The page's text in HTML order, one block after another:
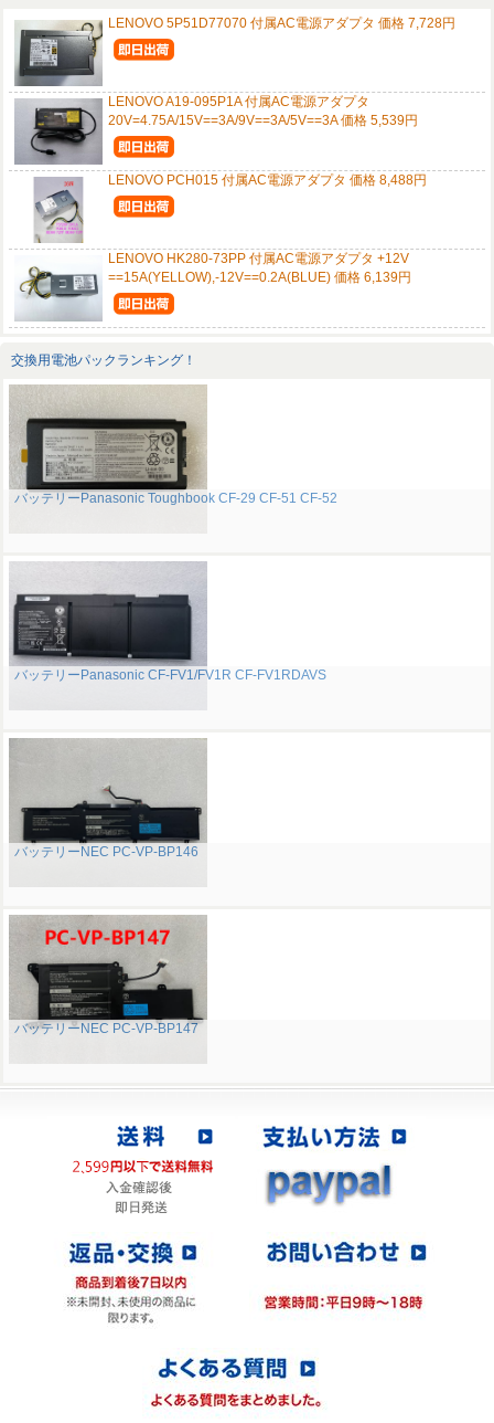
LENOVO 5P51D77070 付属AC電源アダプタ 価格 7,728円
LENOVO A19-095P1A 付属AC電源アダプタ
20V=4.75A/15V==3A/9V==3A/5V==3A 価格 5,539円
LENOVO PCH015 付属AC電源アダプタ 価格 8,488円
LENOVO HK280-73PP 付属AC電源アダプタ +12V
==15A(YELLOW),-12V==0.2A(BLUE) 価格 6,139円
交換用電池パックランキング！
バッテリーPanasonic Toughbook CF-29 CF-51 CF-52
バッテリーPanasonic CF-FV1/FV1R CF-FV1RDAVS
バッテリーNEC PC-VP-BP146
バッテリーNEC PC-VP-BP147